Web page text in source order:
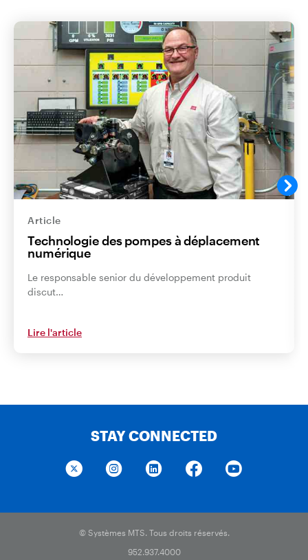
Article
Technologie des pompes à déplacement
numérique
Le responsable senior du développement produit
discut…
Lire l'article
STAY CONNECTED
© Systèmes MTS. Tous droits réservés.
952.937.4000